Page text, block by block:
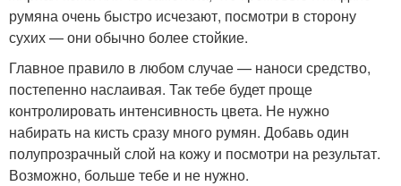
румяна очень быстро исчезают, посмотри в сторону
сухих — они обычно более стойкие.
Главное правило в любом случае — наноси средство,
постепенно наслаивая. Так тебе будет проще
контролировать интенсивность цвета. Не нужно
набирать на кисть сразу много румян. Добавь один
полупрозрачный слой на кожу и посмотри на результат.
Возможно, больше тебе и не нужно.